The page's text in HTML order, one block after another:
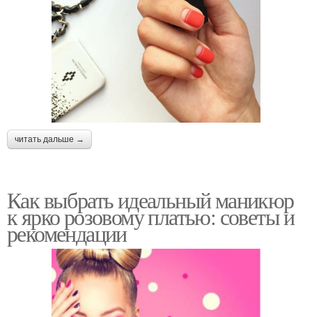
читать дальше →
Как выбрать идеальный маникюр
к ярко розовому платью: советы и
рекомендации